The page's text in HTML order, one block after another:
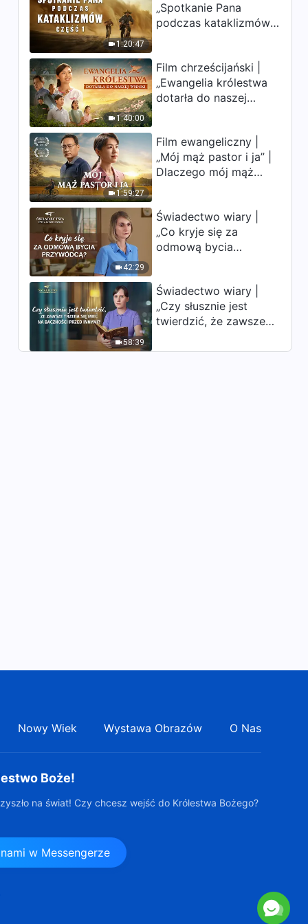
12:38
Słowo Boże | „Interpretacje
tajemnic Słowa Bożego dla
całego wszechświata
Rozdział 28”
8:15
Słowo Boże | „Interpretacje
tajemnic Słowa Bożego dla
całego wszechświata
Rozdziały 44 i 45”
uderzają. Ludzkość
weszła w odliczanie.
1:20:47
„Spotkanie Pana
podczas kataklizmów”
krawędzi, dokąd
zmierza los ludzkości?
1:40:00
Film chrześcijański |
„Ewangelia królestwa
dotarła do naszej
1:59:27
Film ewangeliczny |
„Mój mąż pastor i ja” |
Dlaczego mój mąż
42:29
Świadectwo wiary |
„Co kryje się za
odmową bycia
58:39
Świadectwo wiary |
„Czy słusznie jest
twierdzić, że zawsze
baczności przed
Nowy Wiek Wystawa Obrazów O Nas
Boże!
na świat! Czy chcesz wejść do Królestwa Bożego?
w Messengerze